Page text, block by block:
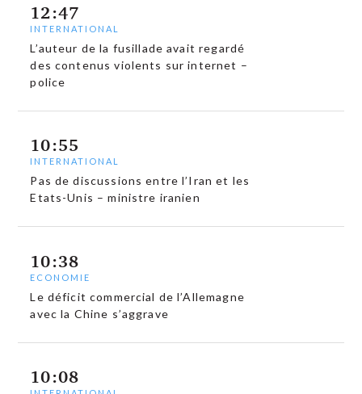
12:47
INTERNATIONAL
L’auteur de la fusillade avait regardé
des contenus violents sur internet –
police
10:55
INTERNATIONAL
Pas de discussions entre l’Iran et les
Etats-Unis – ministre iranien
10:38
ECONOMIE
Le déficit commercial de l’Allemagne
avec la Chine s’aggrave
10:08